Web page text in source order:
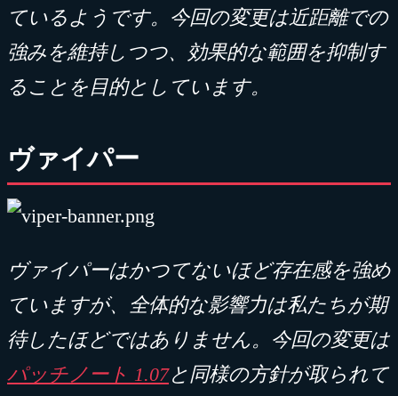
ているようです。今回の変更は近距離での
強みを維持しつつ、効果的な範囲を抑制す
ることを目的としています。
ヴァイパー
ヴァイパーはかつてないほど存在感を強め
ていますが、全体的な影響力は私たちが期
待したほどではありません。今回の変更は
パッチノート 1.07と同様の方針が取られて